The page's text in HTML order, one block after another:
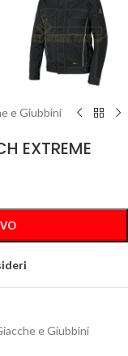
e Giubbini
EXTREME
e Giubbini